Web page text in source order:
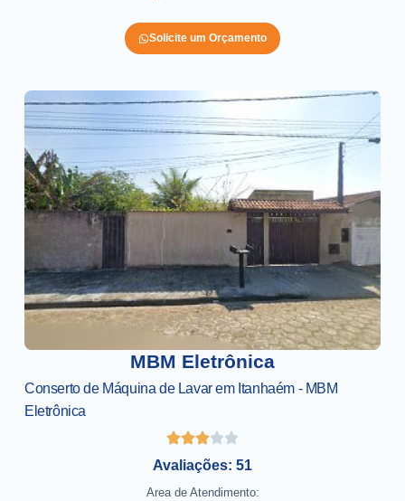
Solicite um Orçamento
MBM Eletrônica
Conserto de Máquina de Lavar em Itanhaém - MBM
Eletrônica
Avaliações: 51
Area de Atendimento: